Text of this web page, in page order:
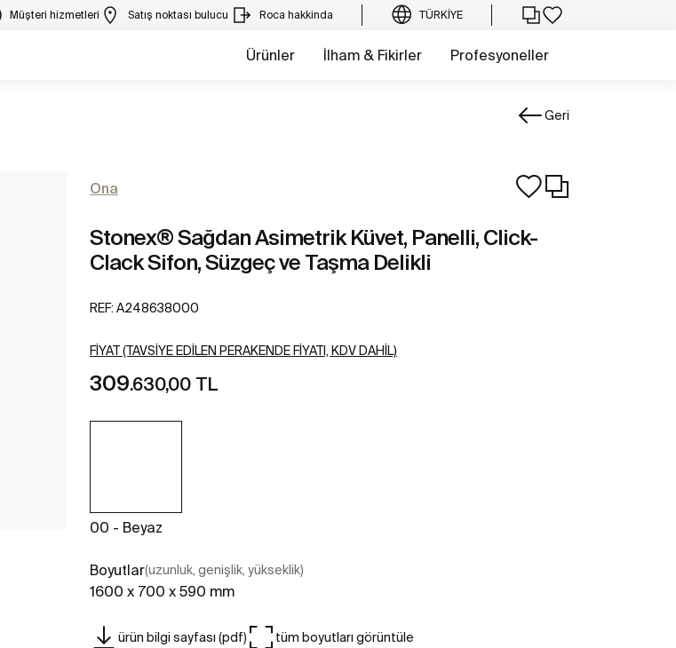
Müşteri hizmetleri Satış noktası bulucu Roca hakkinda TÜRKIYE
Ürünler İlham & Fikirler Profesyoneller
Geri
Ona
Stonex® Sağdan Asimetrik Küvet, Panelli, Click-
Clack Sifon, Süzgeç ve Taşma Delikli
REF: A248638000
FIYAT (TAVSIYE EDILEN PERAKENDE FIYATI, KDV DAHIL)
309.630,00 TL
00 - Beyaz
Boyutlar(uzunluk, genişlik, yükseklik)
1600 x 700 x 590 mm
ürün bilgi sayfası (pdf) tüm boyutları görüntüle